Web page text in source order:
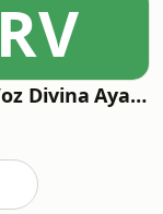
RV
Radio Voz Divina Ayacucho